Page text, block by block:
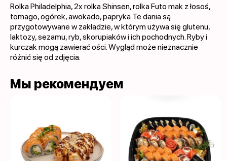
Rolka Philadelphia, 2x rolka Shinsen, rolka Futo mak z łosoś,
tomago, ogórek, awokado, papryka Te dania są
przygotowywane w zakładzie, w którym używa się glutenu,
laktozy, sezamu, ryb, skorupiaków i ich pochodnych. Ryby i
kurczak mogą zawierać ości. Wygląd może nieznacznie
różnić się od zdjęcia.
Мы рекомендуем